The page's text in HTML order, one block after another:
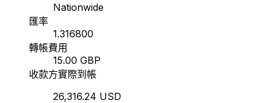
Nationwide
匯率
1.316800
轉帳費用
15.00 GBP
收款方實際到帳
26,316.24 USD